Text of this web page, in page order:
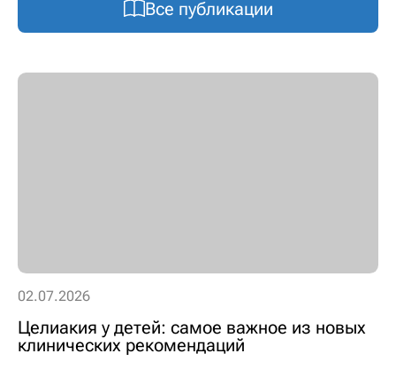
Все публикации
02.07.2026
Целиакия у детей: самое важное из новых
клинических рекомендаций